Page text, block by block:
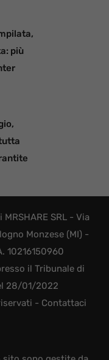
più
SRL - Via
Monzese (MI) -
10216150960
il Tribunale di
28/01/2022
- Contattaci